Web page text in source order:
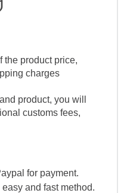
the product price,
charges
product, you will
customs fees,
for payment.
and fast method.